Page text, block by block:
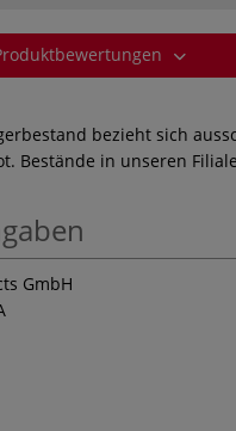
bezieht sich
Bestände in unseren
GmbH